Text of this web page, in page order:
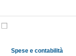
Spese e contabilità